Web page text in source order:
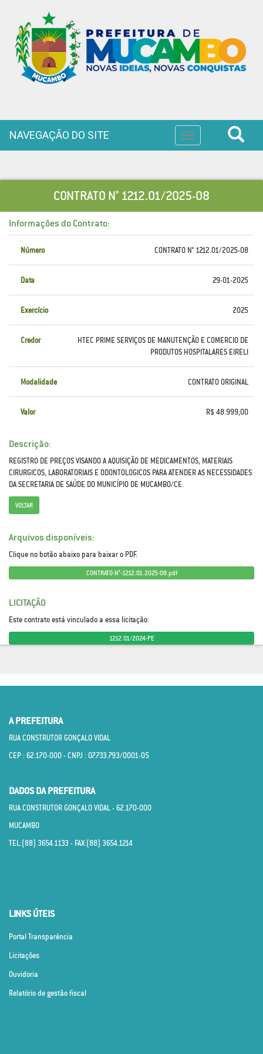
Toggle
navigation
NAVEGAÇÃO DO SITE
CONTRATO N° 1212.01/2025-08
Informações do Contrato:
Número CONTRATO N° 1212.01/2025-08
Data 29-01-2025
Exercício 2025
Credor
HTEC PRIME SERVIÇOS DE MANUTENÇÃO E COMERCIO DE
PRODUTOS HOSPITALARES EIRELI
Modalidade CONTRATO ORIGINAL
Valor R$ 48.999,00
Descrição:
REGISTRO DE PREÇOS VISANDO A AQUISIÇÃO DE MEDICAMENTOS, MATERIAIS
CIRURGICOS, LABORATORIAIS E ODONTOLOGICOS PARA ATENDER AS NECESSIDADES
DA SECRETARIA DE SAÚDE DO MUNICÍPIO DE MUCAMBO/CE.
VOLTAR
Arquivos disponíveis:
Clique no botão abaixo para baixar o PDF.
CONTRATO-N°-1212.01.2025-08.pdf
LICITAÇÃO
Este contrato está vinculado a essa licitação:
1212.01/2024-PE
A PREFEITURA
RUA CONSTRUTOR GONÇALO VIDAL
CEP : 62.170­-000 - CNPJ : 07.733.793/0001­-05
DADOS DA PREFEITURA
RUA CONSTRUTOR GONÇALO VIDAL - 62.170­-000
MUCAMBO
TEL:(88) 3654.1133 - FAX:(88) 3654.1214
LINKS ÚTEIS
Portal Transparência
Licitações
Ouvidoria
Relatório de gestão fiscal